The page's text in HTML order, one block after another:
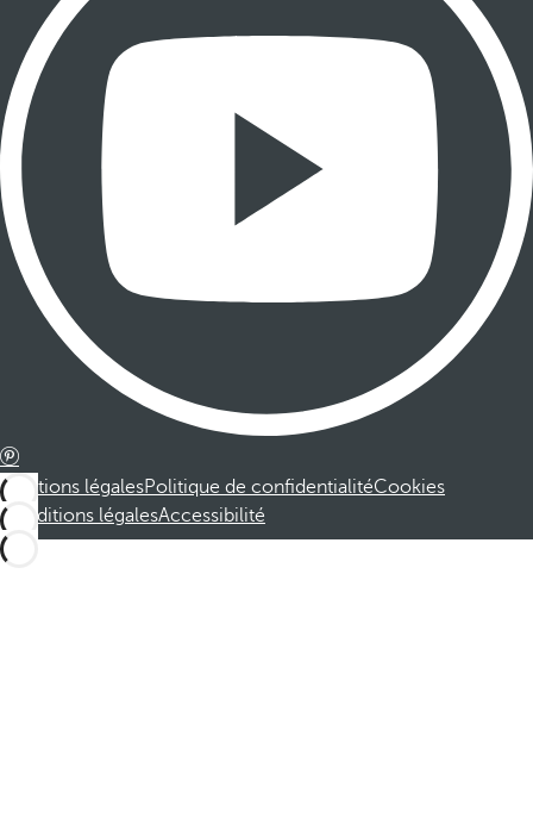
Mentions légalesPolitique de confidentialitéCookies
Conditions légalesAccessibilité